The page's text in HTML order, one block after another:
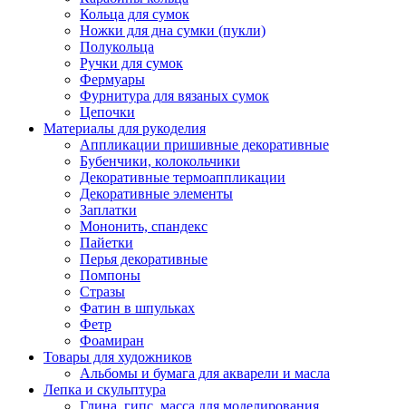
Кольца для сумок
Ножки для дна сумки (пукли)
Полукольца
Ручки для сумок
Фермуары
Фурнитура для вязаных сумок
Цепочки
Материалы для рукоделия
Аппликации пришивные декоративные
Бубенчики, колокольчики
Декоративные термоаппликации
Декоративные элементы
Заплатки
Мононить, спандекс
Пайетки
Перья декоративные
Помпоны
Стразы
Фатин в шпульках
Фетр
Фоамиран
Товары для художников
Альбомы и бумага для акварели и масла
Лепка и скульптура
Глина, гипс, масса для моделирования